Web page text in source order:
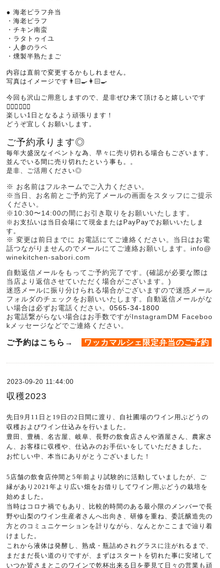
● 海老ピラフ弁当
・海老ピラフ
・チキン南蛮
・ラタトゥイユ
・人参のラペ
・燻製半熟たまご
内容は直前で変更するかもしれません。
写真はイメージです👨🏻‍🍳👩🏻‍🍳
今回も沢山ご用意しますので、是非ぜひ来て頂けると嬉しいです
🙇🏻‍♂️🙇🏻‍♀️
楽しい1日となるよう頑張ります！
どうぞ宜しくお願いします。
ご予約承ります◎
毎年大盛況なイベントな為、早々に売り切れる場合もございます。
並んでいる間に売り切れたという事も。。
是非、ご活用ください◎
※ お名前はフルネームでご入力ください。
※当日、お名前とご予約完了メールの画面をスタッフにご提示
ください。
※10:30〜14:00の間にお引き取りをお願いいたします。
※お支払いは当日会場にて現金またはPayPayでお願いいたしま
す。
※ 変更は前日までに お電話にてご連絡ください。当日はお電
話つながりませんのでメールにてご連絡お願いします。info@
winekitchen-sabori.com
自動返信メールをもってご予約完了です。(確認が必要な際は
当店より返信させていただく場合がございます。)
迷惑メールに振り分けられる場合がございますので迷惑メール
フォルダのチェックをお願いいたします。自動返信メールがな
い場合は必ずお電話ください。0565-34-1800
お電話繋がらない場合はお手数ですがInstagramDM Faceboo
kメッセージなどでご連絡ください。
ご予約はこちら→ ワッカマルシェ限定弁当のご予約
2023-09-20 11:44:00
収穫2023
先日9 月 11 日と 19 日の2 日間に渡り、自社圃場のワイン用ぶどうの
収穫およびワイン仕込みを行いました。
豊田、豊橋、名古屋、岐阜、長野の飲食店さんや酒屋さん、農家さ
ん、お客様に収穫や、仕込みのお手伝いをしていただきました。
お忙しい中、本当にありがとうございました！
5 店舗の飲食店仲間と5年前より試験的に活動していましたが、ご
縁があり2021年より広い畑をお借りしてワイン用ぶどうの栽培を
始めました。
当時はコロナ禍でもあり、比較的時間のある最小限のメンバーで長
野や山梨のワイン生産者さんへ出向き、研修を重ね、委託醸造先の
方とのコミュニケーションを計りながら、なんとかここまで辿り着
けました。
これから液体は発酵し、熟成・瓶詰めされグラスに注がれるまで、
まだまだ長い道のりですが、まずはスタートを切れた事に安堵して
いつか皆さまとこのワインで乾杯出来る日を夢見て日々の営業も頑